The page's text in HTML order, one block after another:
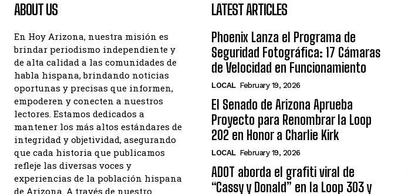
ABOUT US
En Hoy Arizona, nuestra misión es
brindar periodismo independiente y
de alta calidad a las comunidades de
habla hispana, brindando noticias
oportunas y precisas que informen,
empoderen y conecten a nuestros
lectores. Estamos dedicados a
mantener los más altos estándares de
integridad y objetividad, asegurando
que cada historia que publicamos
refleje las diversas voces y
experiencias de la población hispana
de Arizona. A través de nuestro
LATEST ARTICLES
Phoenix Lanza el Programa de
Seguridad Fotográfica: 17 Cámaras
de Velocidad en Funcionamiento
LOCAL February 19, 2026
El Senado de Arizona Aprueba
Proyecto para Renombrar la Loop
202 en Honor a Charlie Kirk
LOCAL February 19, 2026
ADOT aborda el grafiti viral de
“Cassy y Donald” en la Loop 303 y